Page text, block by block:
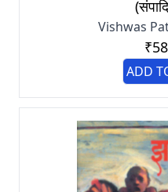
Vishwas
ADD